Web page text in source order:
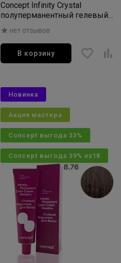
Concept Infinity Crystal
полуперманентный гелевый
краситель для волос 10/16
очень светлый блондин
пепельно-фиолетовый 60мл
нет отзывов
В корзину
Новинка
Акция мастера
Concept выгода 33%
Concept выгода 39% из18